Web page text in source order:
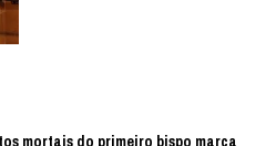
mortais do primeiro bispo marca